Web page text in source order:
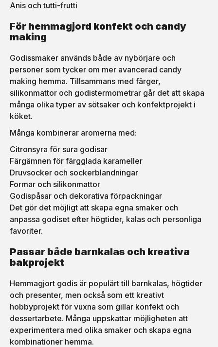
Anis och tutti-frutti
För hemmagjord konfekt och candy
making
Godissmaker används både av nybörjare och
personer som tycker om mer avancerad candy
making hemma. Tillsammans med färger,
silikonmattor och godistermometrar går det att skapa
många olika typer av sötsaker och konfektprojekt i
köket.
Många kombinerar aromerna med:
Citronsyra för sura godisar
Färgämnen för färgglada karameller
Druvsocker och sockerblandningar
Formar och silikonmattor
Godispåsar och dekorativa förpackningar
Det gör det möjligt att skapa egna smaker och
anpassa godiset efter högtider, kalas och personliga
favoriter.
Passar både barnkalas och kreativa
bakprojekt
Hemmagjort godis är populärt till barnkalas, högtider
och presenter, men också som ett kreativt
hobbyprojekt för vuxna som gillar konfekt och
dessertarbete. Många uppskattar möjligheten att
experimentera med olika smaker och skapa egna
kombinationer hemma.